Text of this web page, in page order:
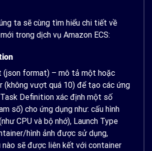
ta sẽ cùng tìm hiểu chi tiết về
trong dịch vụ Amazon ECS:
format) – mô tả một hoặc
(không vượt quá 10) để tạo các ứng
Definition xác định một số
số) cho ứng dụng như: cấu hình
CPU và bộ nhớ), Launch Type
hình ảnh được sử dụng,
nào sẽ được liên kết với container